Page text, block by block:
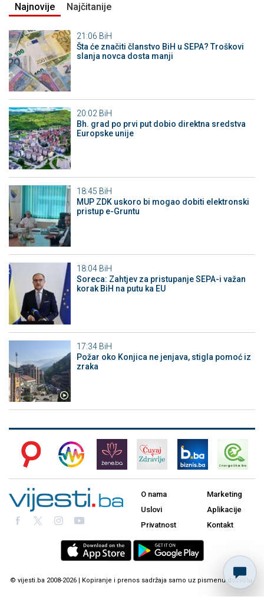
Najnovije Najčitanije
21:06 BiH
Šta će značiti članstvo BiH u SEPA? Troškovi
slanja novca dosta manji
20:02 BiH
Bh. grad po prvi put dobio direktna sredstva
Europske unije
18:45 BiH
MUP ZDK uskoro bi mogao dobiti elektronski
pristup e-Gruntu
18:04 BiH
Soreca: Zahtjev za pristupanje SEPA-i važan
korak BiH na putu ka EU
17:34 BiH
Požar oko Konjica ne jenjava, stigla pomoć iz
zraka
O nama
Uslovi
Privatnost
Marketing
Aplikacije
Kontakt
© vijesti.ba 2008-2026 | Kopiranje i prenos sadržaja samo uz pismenu dozvolu.